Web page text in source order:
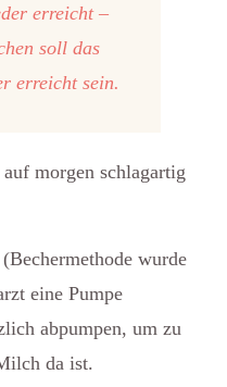
erreicht –
soll das
erreicht sein.
morgen schlagartig
wurde
eine Pumpe
abpumpen, um zu
da ist.